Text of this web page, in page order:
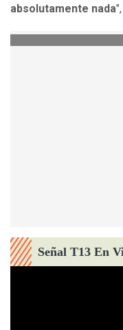
absolutamente nada
Señal T13 En